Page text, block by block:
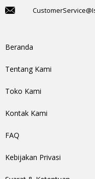
Beranda
Tentang Kami
Toko Kami
Kontak Kami
FAQ
Kebijakan Privasi